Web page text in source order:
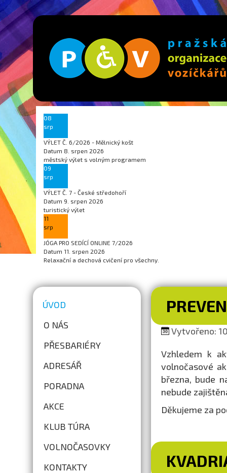
08
srp
VÝLET Č. 6/2026 - Mělnický košt
Datum 8. srpen 2026
městský výlet s volným programem
09
srp
VÝLET Č. 7 - České středohoří
Datum 9. srpen 2026
turistický výlet
11
srp
JÓGA PRO SEDÍCÍ ONLINE 7/2026
Datum 11. srpen 2026
Relaxační a dechová cvičení pro všechny.
ÚVOD
O NÁS
PŘESBARIÉRY
ADRESÁŘ
PORADNA
AKCE
KLUB TÚRA
VOLNOČASOVKY
KONTAKTY
Vytvořeno:
Vzhledem k
volnočasové
března, bude
nebude
Děkujeme za